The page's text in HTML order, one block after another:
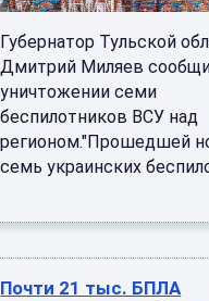
Губернатор Тульской
Дмитрий Миляев
уничтожении семи
беспилотников ВСУ над
регионом."Прошедшей
семь украинских
Почти 21 тыс. БПЛА